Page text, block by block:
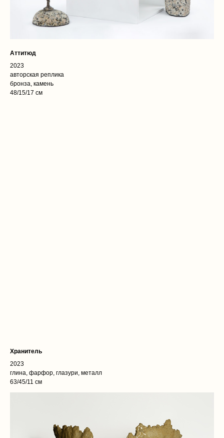
Аттитюд
2023
авторская реплика
бронза, камень
48/15/17 см
Хранитель
2023
глина, фарфор, глазури, металл
63/45/11 см